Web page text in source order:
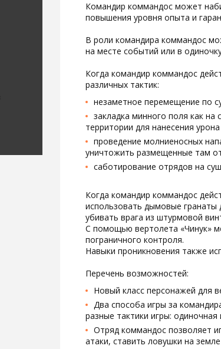
Командир коммандос может
повышения уровня опыта и
В роли командира коммандос
на месте событий или в
Когда командир коммандос
различных тактик:
незаметное перемещение по
закладка минного поля как
территории для нанесения
проведение молниеносных
уничтожить размещенные там
саботирование отрядов на
Когда командир коммандос
использовать дымовые гранаты
убивать врага из штурмовой
С помощью вертолета «Чинук»
пограничного контроля.
Навыки проникновения также
Перечень возможностей:
Новый класс персонажей для
Два способа игры за
разные тактики игры:
Отряд коммандос позволяет
атаки, ставить ловушки на